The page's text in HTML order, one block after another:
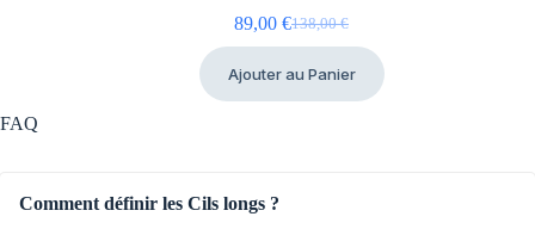
138,00€
Le
initial
était :
89,00 €Le
actuel
est :
Ajouter au Panier
FAQ
Comment définir les Cils longs ?